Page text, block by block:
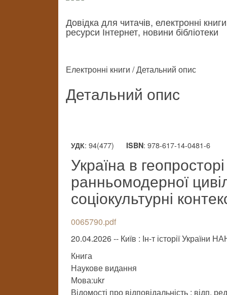
Довідка для читачів, електронні
ресурси Інтернет, новини бібліотеки
Електронні книги / Детальний опис
Детальний опис
УДК: 94(477) ISBN: 978-617-14-0481-6
Україна в
ранньомодерної
соціокультурні
0065790.pdf
20.04.2026 -- Київ : Ін-т історії України
Книга
Наукове видання
Мова:ukr
Відомості про відповідальність : відп.